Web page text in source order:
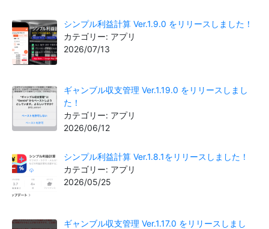
シンプル利益計算 Ver.1.9.0 をリリースしました！
カテゴリー: アプリ
2026/07/13
ギャンブル収支管理 Ver.1.19.0 をリリースしまし
た！
カテゴリー: アプリ
2026/06/12
シンプル利益計算 Ver.1.8.1をリリースしました！
カテゴリー: アプリ
2026/05/25
ギャンブル収支管理 Ver.1.17.0 をリリースしまし